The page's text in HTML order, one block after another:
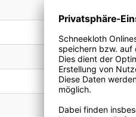
11,5 % vol.
Apfel, Birne,
weiß
trocken